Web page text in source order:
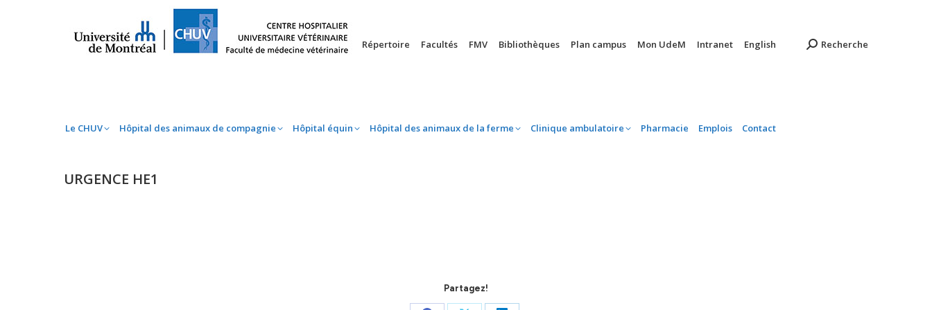
Répertoire Facultés FMV Bibliothèques Plan campus Mon UdeM Intranet English Recherche
Le CHUV Hôpital des animaux de compagnie Hôpital équin Hôpital des animaux de la ferme Clinique ambulatoire Pharmacie Emplois Contact
URGENCE HE1
Partagez!
Le CHUV Hôpital des animaux de compagnie Hôpital équin